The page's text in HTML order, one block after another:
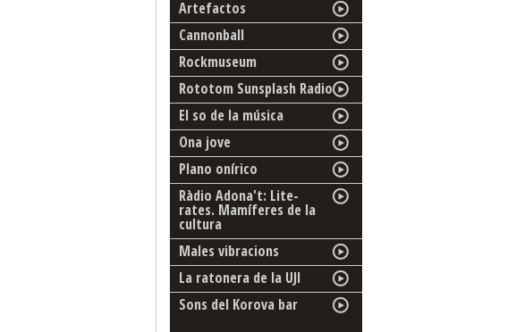
Artefactos
Cannonball
Rockmuseum
Rototom Sunsplash Radio
El so de la música
Ona jove
Plano onírico
Ràdio Adona't: Lite-
rates. Mamíferes de la
cultura
Males vibracions
La ratonera de la UJI
Sons del Korova bar